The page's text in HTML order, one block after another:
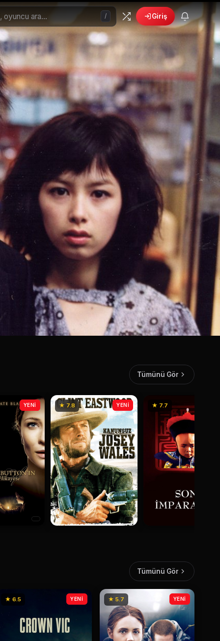
/ Giriş
🎁6 yeni fırsat! Bonusları gör ›
Tümünü Gör
YENİ ★ 7.8 YENİ ★ 7.7
Tümünü Gör
★ 6.5 YENİ ★ 5.7 YENİ